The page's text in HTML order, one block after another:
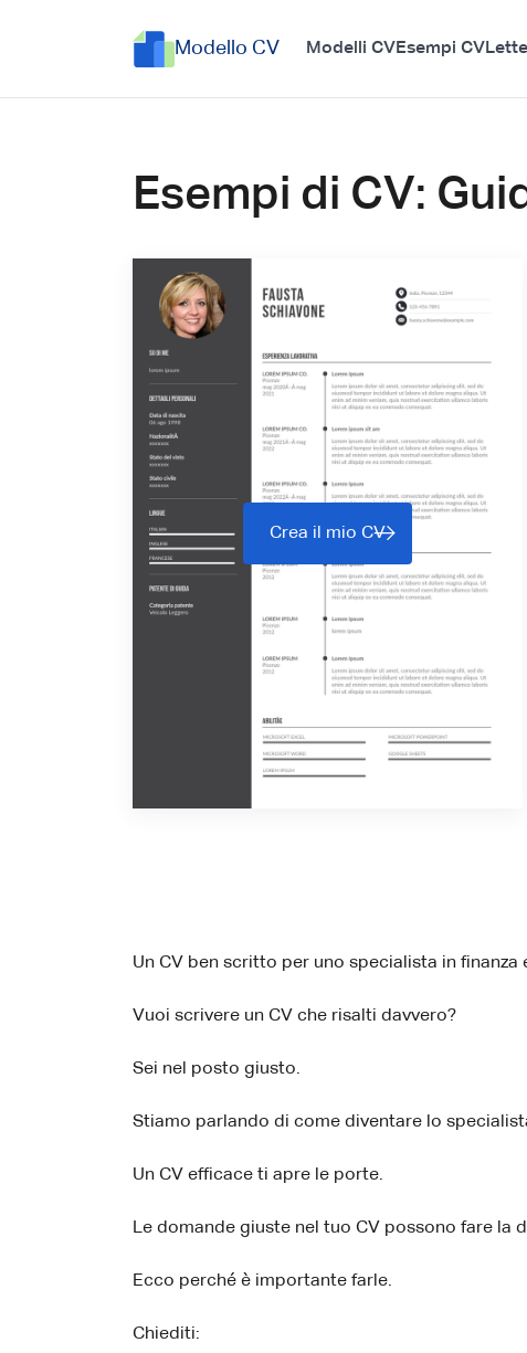
Modello CV Modelli CVEsempi CV
Esempi di CV:
Crea il mio CV
Un CV ben scritto per uno specialista in
Vuoi scrivere un CV che risalti davvero?
Sei nel posto giusto.
Stiamo parlando di come diventare lo
Un CV efficace ti apre le porte.
Le domande giuste nel tuo CV possono fare la
Ecco perché è importante farle.
Chiediti: